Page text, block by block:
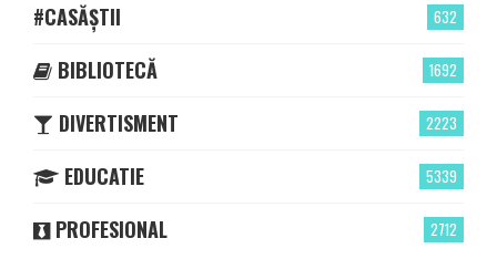
632
#CASĂȘTII
1692
BIBLIOTECĂ
2223
DIVERTISMENT
5339
EDUCATIE
2712
PROFESIONAL